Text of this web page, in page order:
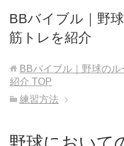
BBバイブル｜野
筋トレを紹介
BBバイブル｜野球の
紹介 TOP
練習方法